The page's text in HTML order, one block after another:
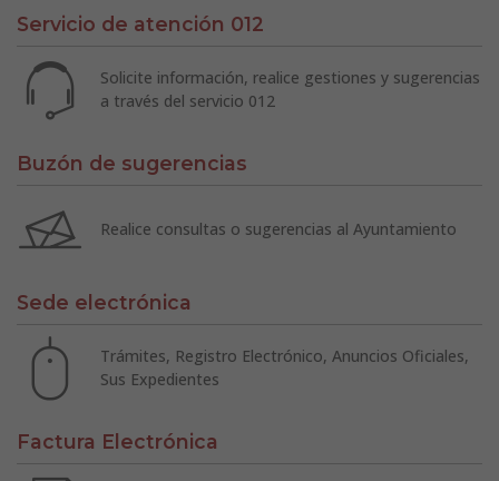
Servicio de atención 012
Solicite información, realice gestiones y sugerencias
a través del servicio 012
Buzón de sugerencias
Realice consultas o sugerencias al Ayuntamiento
Sede electrónica
Trámites, Registro Electrónico, Anuncios Oficiales,
Sus Expedientes
Factura Electrónica